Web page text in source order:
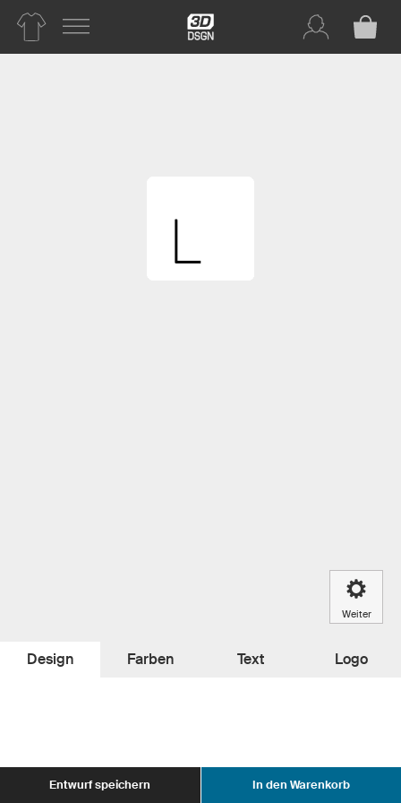
Design Farben Text Logo
Entwurf speichern In den Warenkorb
Weiter